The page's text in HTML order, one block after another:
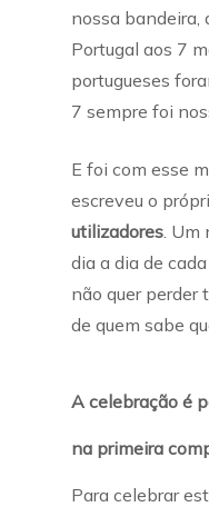
nossa bandeira,
Portugal aos 7
portugueses
7 sempre foi
E foi com esse
escreveu o
utilizadores. Um
dia a dia de
não quer perder
de quem sabe
A celebração é
na primeira
Para celebrar